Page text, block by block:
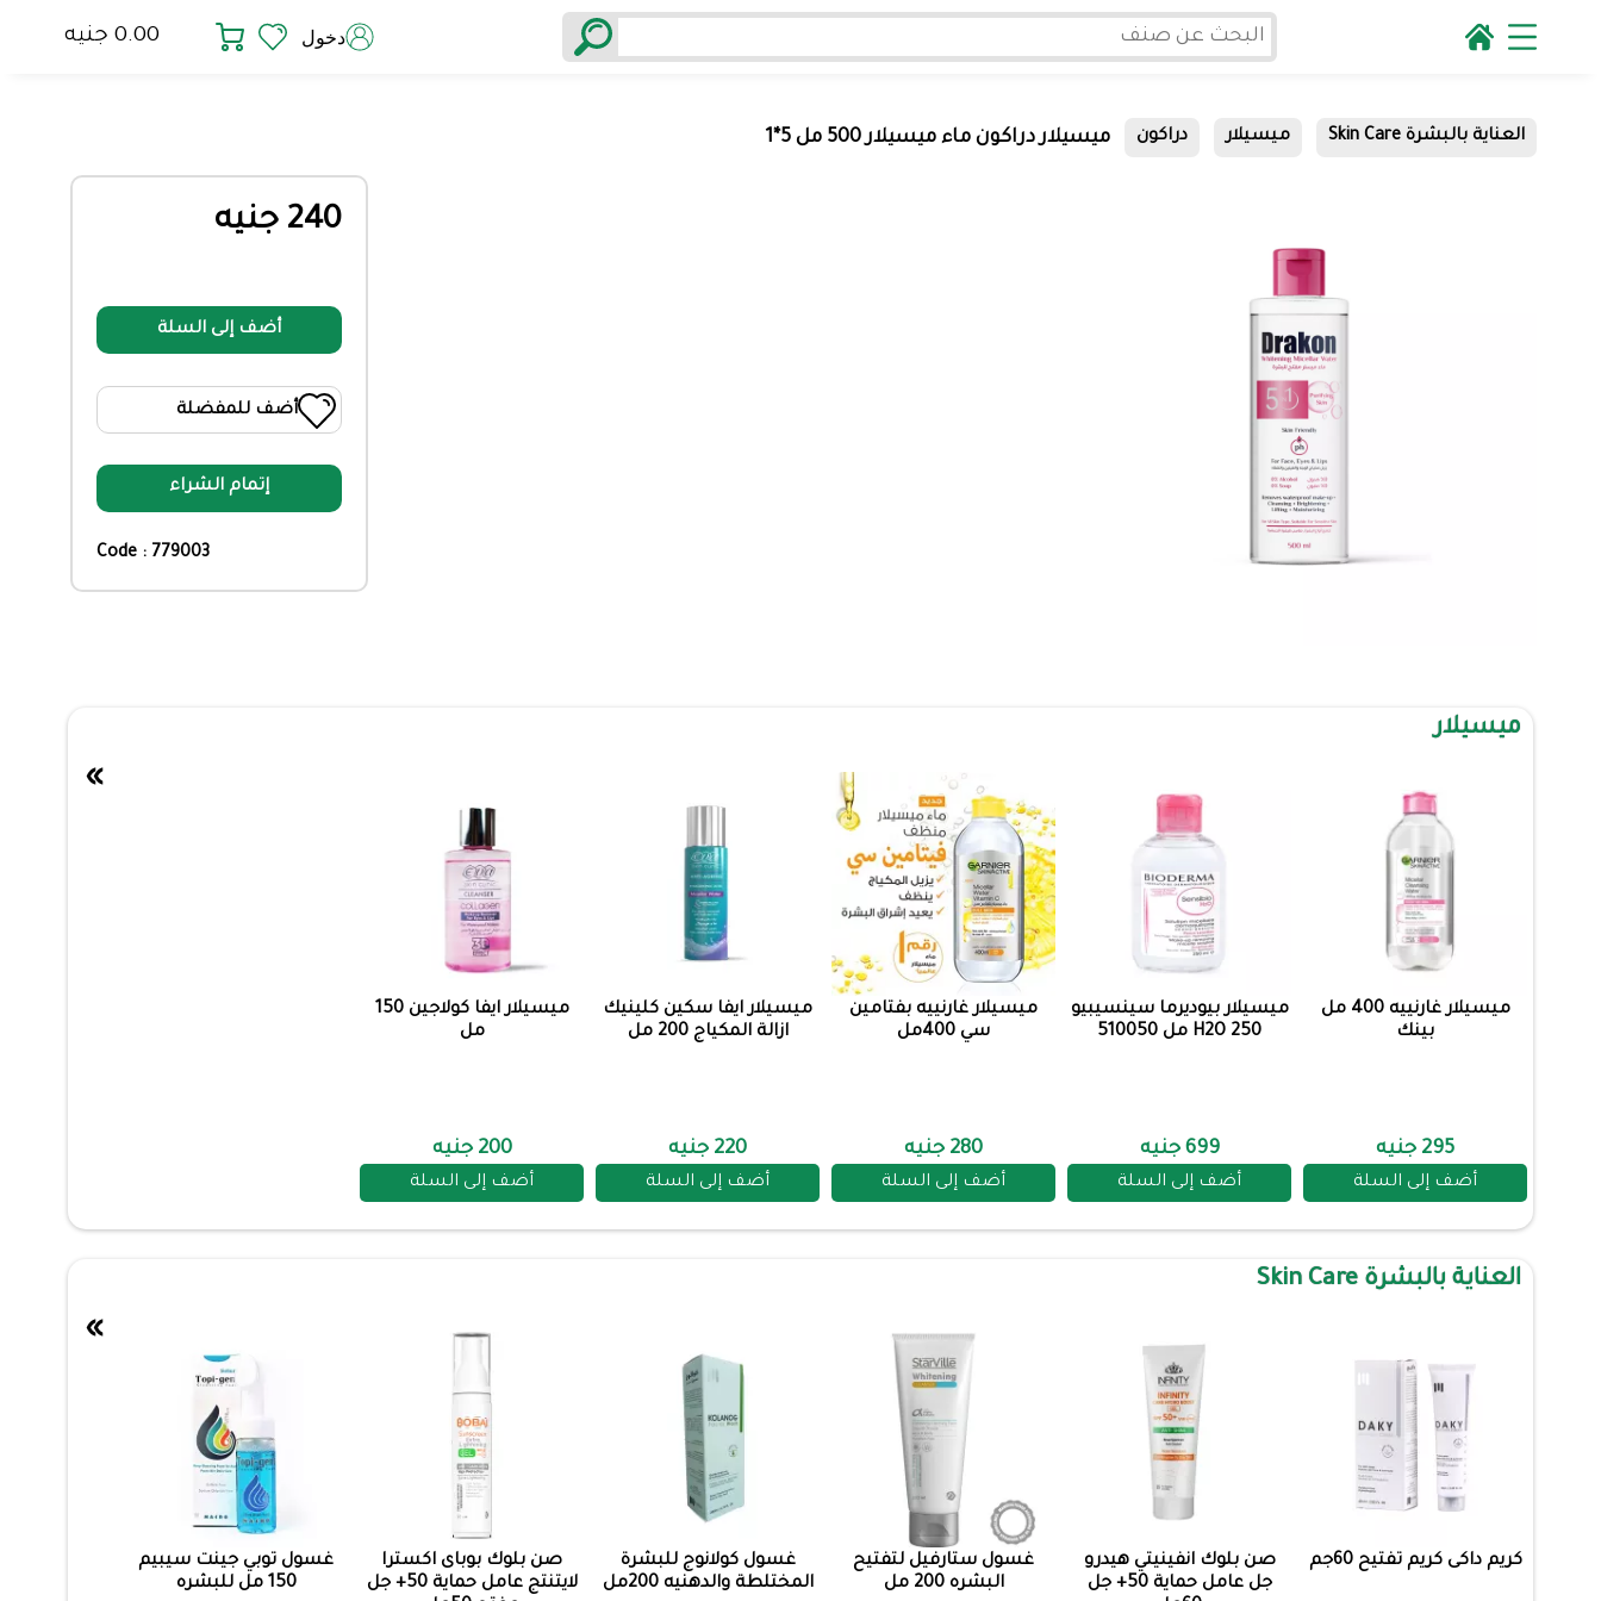
دخول 0.00 جنيه
العناية بالبشرة Skin Care ميسيلار دراكون ميسيلار دراكون ماء ميسيلار 500 مل 5*1
240 جنيه
أضف إلى السلة
أضف للمفضلة
إتمام الشراء
Code : 779003
ميسيلار
ميسيلار غارنييه 400 مل
بينك
295 جنيه
أضف إلى السلة
ميسيلار بيوديرما سينسيبيو
H2O 250 مل 510050
699 جنيه
أضف إلى السلة
ميسيلار غارنييه بفتامين
سي 400مل
280 جنيه
أضف إلى السلة
ميسيلار ايفا سكين كلينيك
ازالة المكياج 200 مل
220 جنيه
أضف إلى السلة
ميسيلار ايفا كولاجين 150
مل
200 جنيه
أضف إلى السلة
»
العناية بالبشرة Skin Care
كريم داكى كريم تفتيح 60جم
صن بلوك انفينيتي هيدرو
جل عامل حماية 50+ جل
غسول ستارفيل لتفتيح
البشره 200 مل
غسول كولانوج للبشرة
المختلطة والدهنيه 200مل
صن بلوك بوباى اكسترا
لايتنتج عامل حماية 50+ جل
غسول توبي جينت سيبيم
150 مل للبشره
»